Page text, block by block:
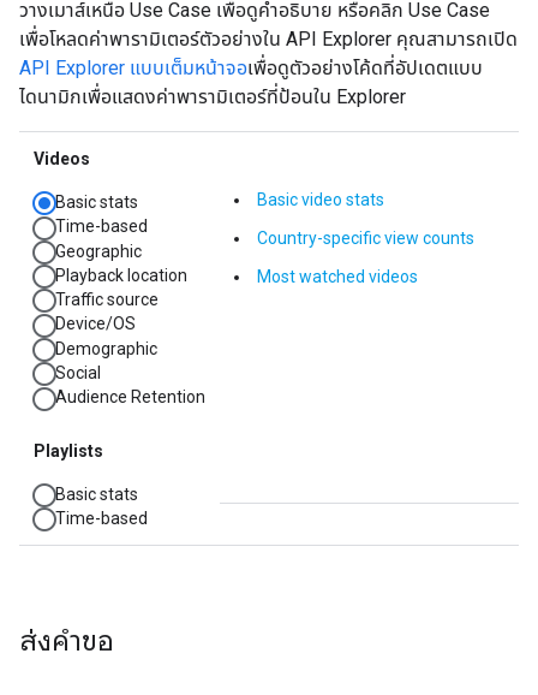
ส่งคำขอ